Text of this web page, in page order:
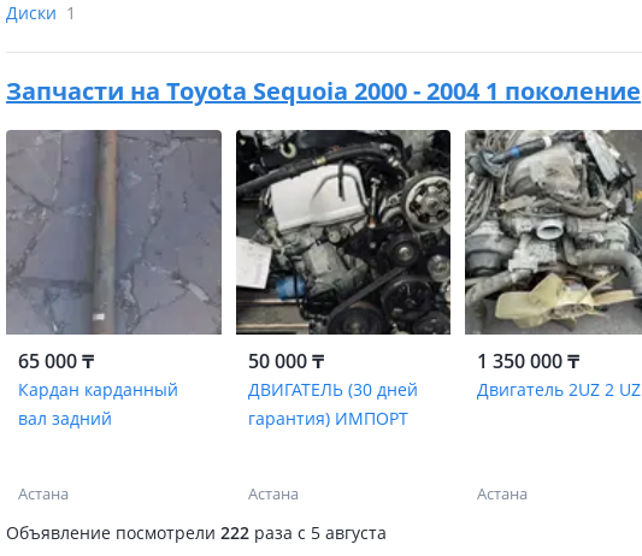
Диски 1
Запчасти на Toyota Sequoia 2000 - 2004 1 поколение
65 000 ₸
Кардан карданный
вал задний
Астана
50 000 ₸
ДВИГАТЕЛЬ (30 дней
гарантия) ИМПОРТ
Астана
1 350 000 ₸
Двигатель 2UZ 2 UZ
Астана
Объявление посмотрели 222 раза c 5 августа